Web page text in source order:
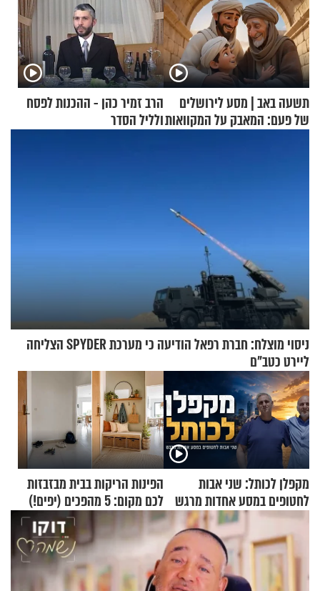
תשעה באב | מסע לירושלים
של פעם: המאבק על המקוואות
הרב זמיר כהן - ההכנות לפסח
ולליל הסדר
ניסוי מוצלח: חברת רפאל הודיעה כי מערכת SPYDER הצליחה
ליירט כטב"ם
מקפלן לכותל: שני אבות
לחטופים במסע אחדות מרגש
הפינות הריקות בבית מבזבזות
לכם מקום: 5 מהפכים (יפים!)
שאפשר לעשות כבר היום